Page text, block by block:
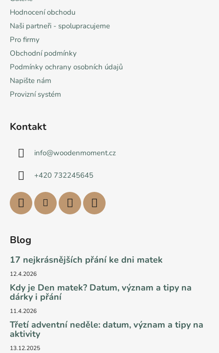
Hodnocení obchodu
Naši partneři - spolupracujeme
Pro firmy
Obchodní podmínky
Podmínky ochrany osobních údajů
Napište nám
Provizní systém
Kontakt
info@woodenmoment.cz
+420 732245645
Blog
17 nejkrásnějších přání ke dni matek
12.4.2026
Kdy je Den matek? Datum, význam a tipy na
dárky i přání
11.4.2026
Třetí adventní neděle: datum, význam a tipy na
aktivity
13.12.2025